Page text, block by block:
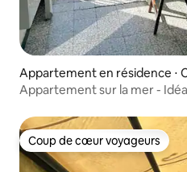
Appartement en résidence ⋅
Appartement sur la mer -
Coup de cœur voyageurs
Coup de cœur voyageurs